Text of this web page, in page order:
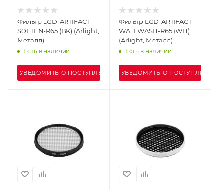
Фильтр LGD-ARTIFACT-
SOFTEN-R65 (BK) (Arlight,
Металл)
Есть в наличии
УВЕДОМИТЬ О ПОСТУПЛЕНИИ
Фильтр LGD-ARTIFACT-
WALLWASH-R65 (WH)
(Arlight, Металл)
Есть в наличии
УВЕДОМИТЬ О ПОСТУПЛЕНИИ